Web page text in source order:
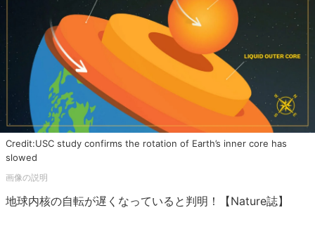
Credit:USC study confirms the rotation of Earth’s inner core has
slowed
地球内核の自転が遅くなっていると判明！【Nature誌】